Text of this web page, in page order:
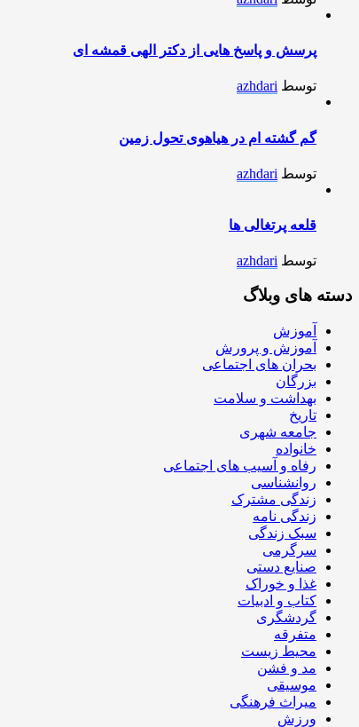
پرسش و پاسخ هایی از دکتر الهی قمشه ای
توسط azhdari
گم گشته ام در هیاهوی تحول زمین
توسط azhdari
قلعه پرتغالی ها
توسط azhdari
دسته های وبلاگ
آموزش
آموزش و پرورش
بحران های اجتماعی
بزرگان
بهداشت و سلامت
تاریخ
جامعه شهری
خانواده
رفاه و آسیب های اجتماعی
روانشناسی
زندگی مشترک
زندگی نامه
سبک زندگی
سرگرمی
صنایع دستی
غذا و خوراک
کتاب و ادبیات
گردشگری
متفرقه
محیط زیست
مد و فشن
موسیقی
میراث فرهنگی
ورزش